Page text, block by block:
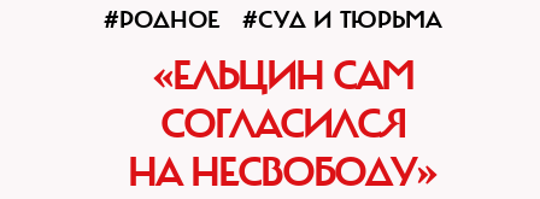
#РОДНОЕ #СУД И ТЮРЬМА
«ЕЛЬЦИН САМ
СОГЛАСИЛСЯ
НА НЕСВОБОДУ»